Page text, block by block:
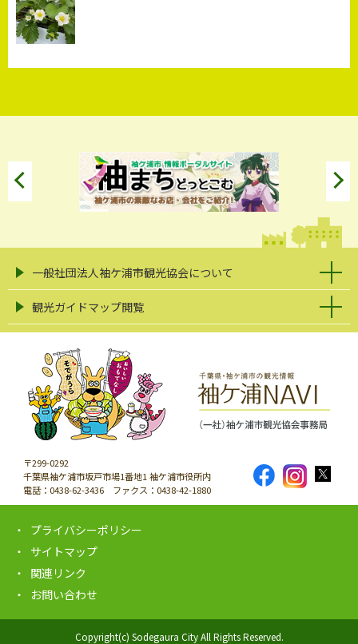
一般社団法人袖ケ浦市観光協会について
観光ガイドマップ閲覧
〒299-0292
千葉県袖ケ浦市坂戸市場1番地1 袖ケ浦市役所内
電話：0438-62-3436 ファクス：0438-42-1880
プライバシーポリシー
サイトマップ
関連リンク
お問い合わせ
Copyright(c) Sodegaura City All Rights Reserved.